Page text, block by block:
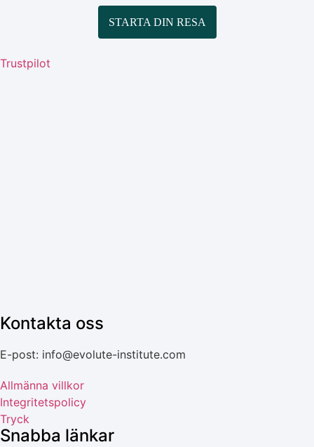
STARTA DIN RESA
Trustpilot
Kontakta oss
E-post: info@evolute-institute.com
Allmänna villkor
Integritetspolicy
Tryck
Snabba länkar